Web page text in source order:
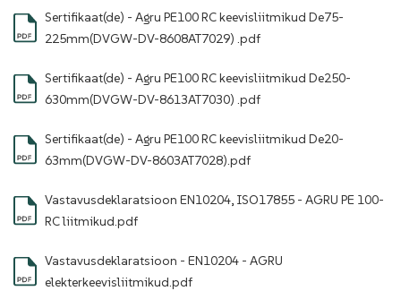
Sertifikaat(de) - Agru PE100 RC keevisliitmikud De75-
225mm(DVGW-DV-8608AT7029) .pdf
Sertifikaat(de) - Agru PE100 RC keevisliitmikud De250-
630mm(DVGW-DV-8613AT7030) .pdf
Sertifikaat(de) - Agru PE100 RC keevisliitmikud De20-
63mm(DVGW-DV-8603AT7028).pdf
Vastavusdeklaratsioon EN10204, ISO17855 - AGRU PE 100-
RC liitmikud.pdf
Vastavusdeklaratsioon - EN10204 - AGRU
elekterkeevisliitmikud.pdf